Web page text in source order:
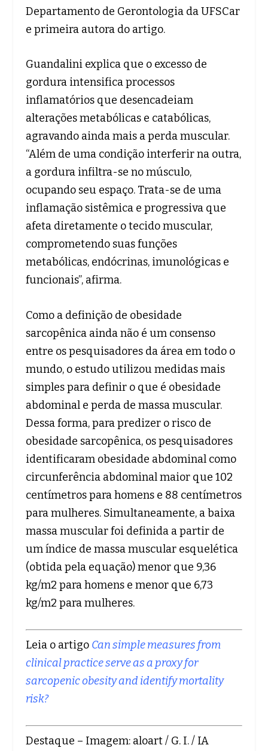
Departamento de Gerontologia da UFSCar
e primeira autora do artigo.
Guandalini explica que o excesso de
gordura intensifica processos
inflamatórios que desencadeiam
alterações metabólicas e catabólicas,
agravando ainda mais a perda muscular.
“Além de uma condição interferir na outra,
a gordura infiltra-se no músculo,
ocupando seu espaço. Trata-se de uma
inflamação sistêmica e progressiva que
afeta diretamente o tecido muscular,
comprometendo suas funções
metabólicas, endócrinas, imunológicas e
funcionais”, afirma.
Como a definição de obesidade
sarcopênica ainda não é um consenso
entre os pesquisadores da área em todo o
mundo, o estudo utilizou medidas mais
simples para definir o que é obesidade
abdominal e perda de massa muscular.
Dessa forma, para predizer o risco de
obesidade sarcopênica, os pesquisadores
identificaram obesidade abdominal como
circunferência abdominal maior que 102
centímetros para homens e 88 centímetros
para mulheres. Simultaneamente, a baixa
massa muscular foi definida a partir de
um índice de massa muscular esquelética
(obtida pela equação) menor que 9,36
kg/m2 para homens e menor que 6,73
kg/m2 para mulheres.
Leia o artigo Can simple measures from
clinical practice serve as a proxy for
sarcopenic obesity and identify mortality
risk?
Destaque – Imagem: aloart / G. I. / IA